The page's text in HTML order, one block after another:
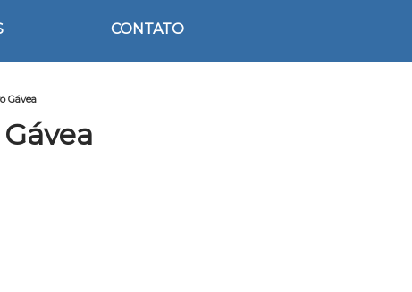
CONTATO
Gávea